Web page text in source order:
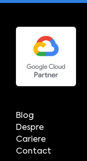
Blog
Despre
Cariere
Contact